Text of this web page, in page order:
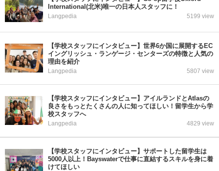
International(北米)唯一の日本人スタッフに！
Langpedia 5199 view
【学校スタッフにインタビュー】世界6か国に展開するEC
イングリッシュ・ランゲージ・センターズの特徴と人気の
理由を紹介
Langpedia 5807 view
【学校スタッフにインタビュー】アイルランドとAtlasの
良さをもっとたくさんの人に知ってほしい！留学生から学
校スタッフへ
Langpedia 4829 view
【学校スタッフにインタビュー】サポートした留学生は
5000人以上！Bayswaterで仕事に直結するスキルを身に着
けてほしい